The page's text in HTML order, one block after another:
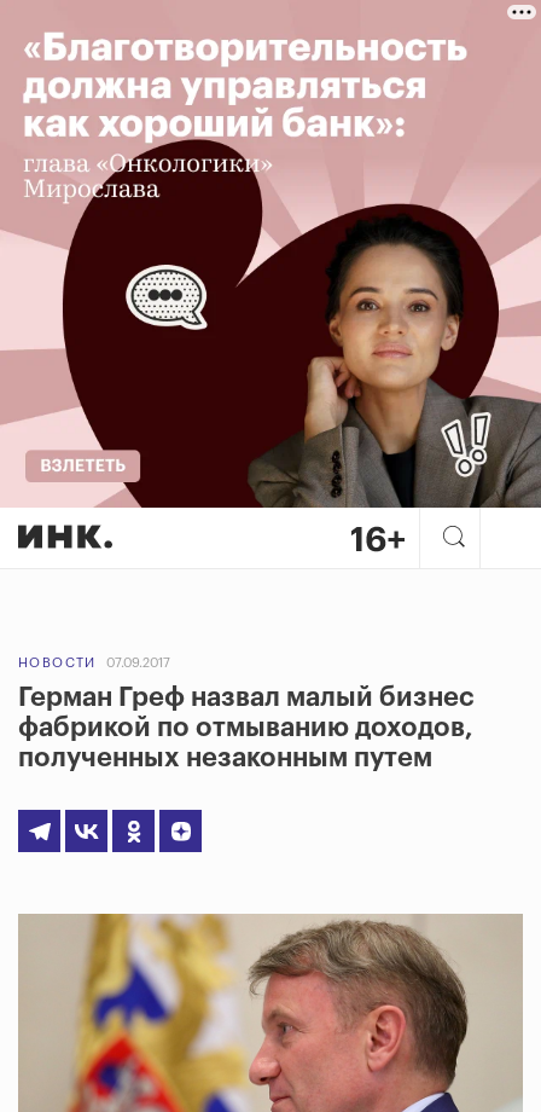
НОВОСТИ 07.09.2017
Герман Греф назвал малый бизнес
фабрикой по отмыванию доходов,
полученных незаконным путем